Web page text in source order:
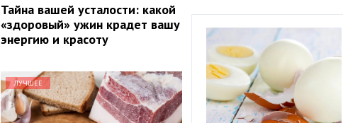
Тайна вашей усталости: какой
«здоровый» ужин крадет вашу
энергию и красоту
ЛУЧШЕЕ